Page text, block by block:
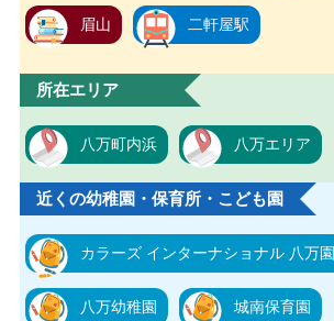
眉山 二軒屋駅
所在エリア
八万町内浜 八万エリア
近くの幼稚園・保育所・こども園
カラーズ インターナショナル 八万園
八万幼稚園 城南保育園